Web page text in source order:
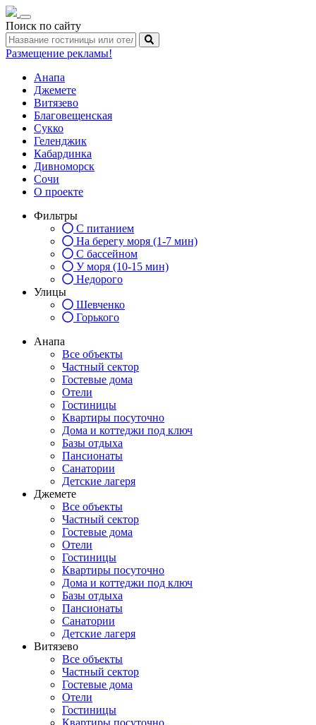
Toggle
navigation
Поиск по сайту
Размещение рекламы!
Анапа
Джемете
Витязево
Благовещенская
Сукко
Геленджик
Кабардинка
Дивноморск
Сочи
О проекте
Фильтры
С питанием
На берегу моря (1-7 мин)
С бассейном
У моря (10-15 мин)
Недорого
Улицы
Шевченко
Горького
Анапа
Все объекты
Частный сектор
Гостевые дома
Отели
Гостиницы
Квартиры посуточно
Дома и коттеджи под ключ
Базы отдыха
Пансионаты
Санатории
Детские лагеря
Джемете
Все объекты
Частный сектор
Гостевые дома
Отели
Гостиницы
Квартиры посуточно
Дома и коттеджи под ключ
Базы отдыха
Пансионаты
Санатории
Детские лагеря
Витязево
Все объекты
Частный сектор
Гостевые дома
Отели
Гостиницы
Квартиры посуточно